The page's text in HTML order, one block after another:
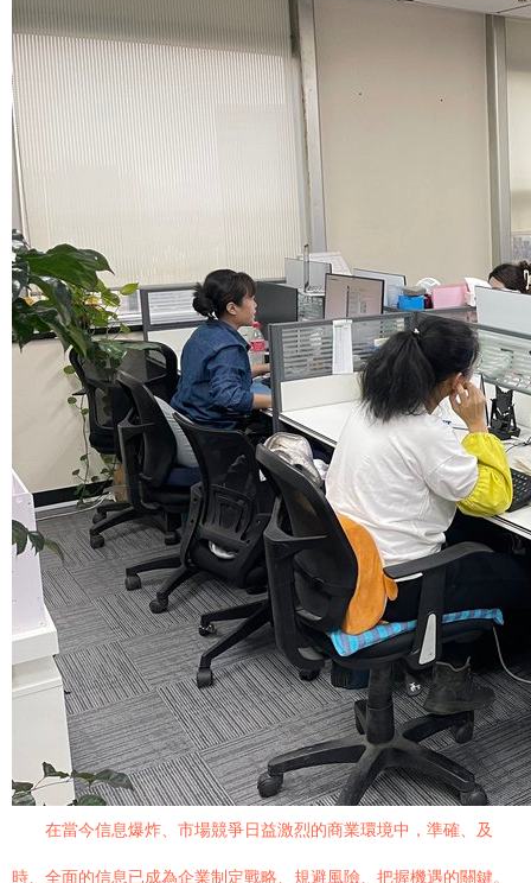
在當今信息爆炸、市場競爭日益激烈的商業環境中，準確、及
時、全面的信息已成為企業制定戰略、規避風險、把握機遇的關鍵。